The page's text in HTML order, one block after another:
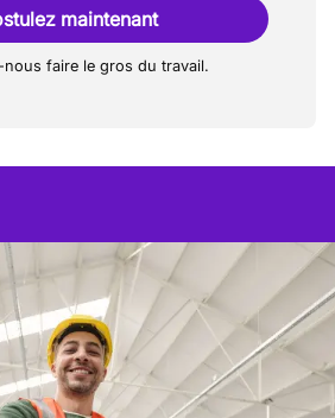
maintenant
nous faire le gros du travail.